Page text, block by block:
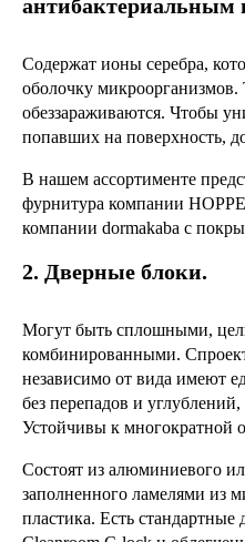
антибактериальным
Содержат ионы серебра,
оболочку
обеззараживаются. Чтобы
попавших на поверхность,
В нашем ассортименте
фурнитура компании
компании dormakaba c
2. Дверные блоки.
Могут быть сплошными,
комбинированными.
независимо от вида имеют
без перепадов и
Устойчивы к многократной
Состоят из алюминиевого
заполненного ламелями из
пластика. Есть